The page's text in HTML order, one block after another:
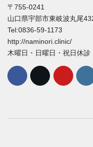
〒755-0241
山口県宇部市東岐波丸尾
Tel:0836-59-1173
http://naminori.clinic/
木曜日・日曜日・祝日休診